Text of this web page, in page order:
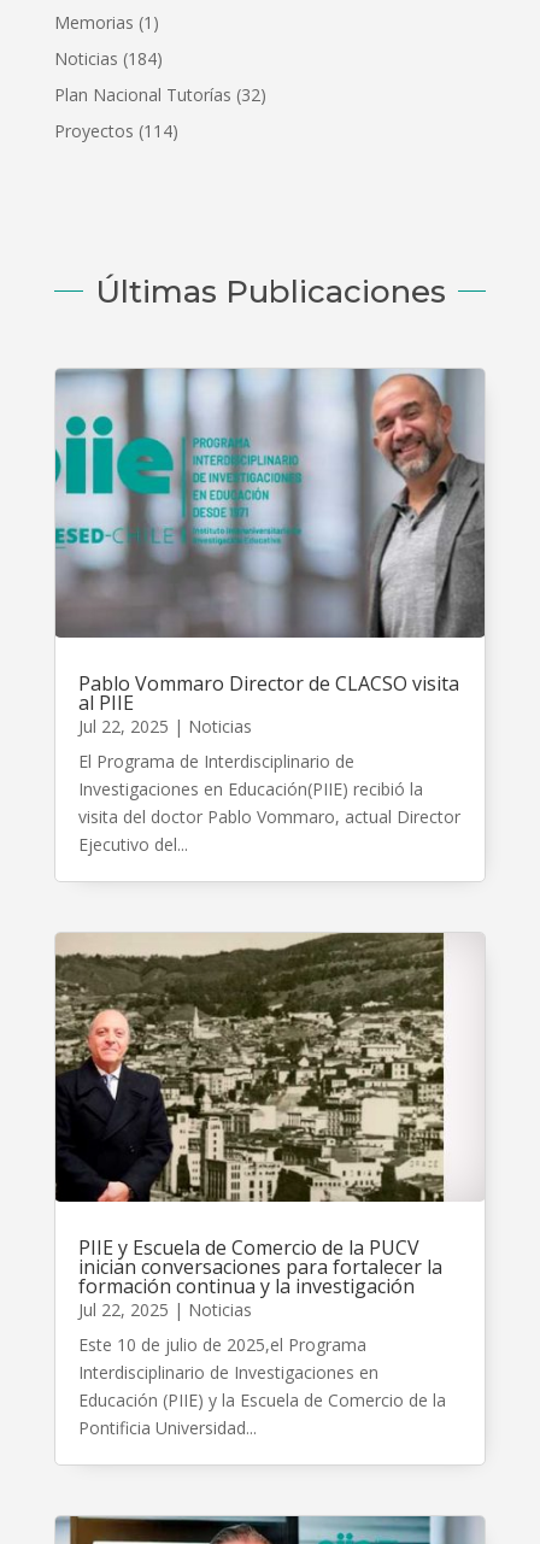
Memorias (1)
Noticias (184)
Plan Nacional Tutorías (32)
Proyectos (114)
Últimas Publicaciones
Pablo Vommaro Director de CLACSO visita
al PIIE
Jul 22, 2025 | Noticias
El Programa de Interdisciplinario de
Investigaciones en Educación(PIIE) recibió la
visita del doctor Pablo Vommaro, actual Director
Ejecutivo del...
PIIE y Escuela de Comercio de la PUCV
inician conversaciones para fortalecer la
formación continua y la investigación
Jul 22, 2025 | Noticias
Este 10 de julio de 2025,el Programa
Interdisciplinario de Investigaciones en
Educación (PIIE) y la Escuela de Comercio de la
Pontificia Universidad...